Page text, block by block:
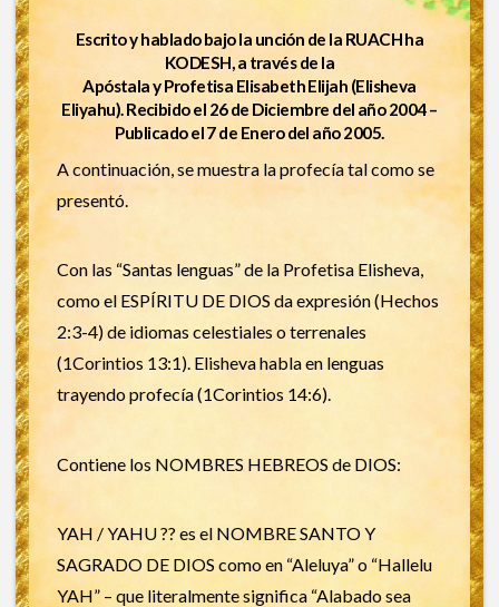
Escrito y hablado bajo la unción de la RUACH ha
KODESH, a través de la
Apóstala y Profetisa Elisabeth Elijah (Elisheva
Eliyahu). Recibido el 26 de Diciembre del año 2004 –
Publicado el 7 de Enero del año 2005.
A continuación, se muestra la profecía tal como se
presentó.
Con las “Santas lenguas” de la Profetisa Elisheva,
como el ESPÍRITU DE DIOS da expresión (Hechos
2:3-4) de idiomas celestiales o terrenales
(1Corintios 13:1). Elisheva habla en lenguas
trayendo profecía (1Corintios 14:6).
Contiene los NOMBRES HEBREOS de DIOS:
YAH / YAHU ?? es el NOMBRE SANTO Y
SAGRADO DE DIOS como en “Aleluya” o “Hallelu
YAH” – que literalmente significa “Alabado sea